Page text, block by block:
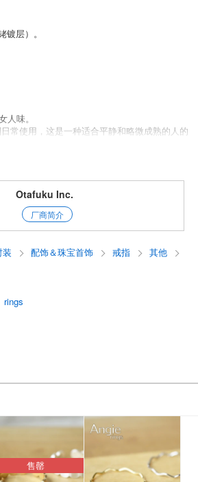
层）。
味。
常使用，这是一种适合平静和略微成熟的人的
色都很受欢迎。
Otafuku Inc.
厂商简介
装 配饰＆珠宝首饰 戒指
其他
rings
售罄